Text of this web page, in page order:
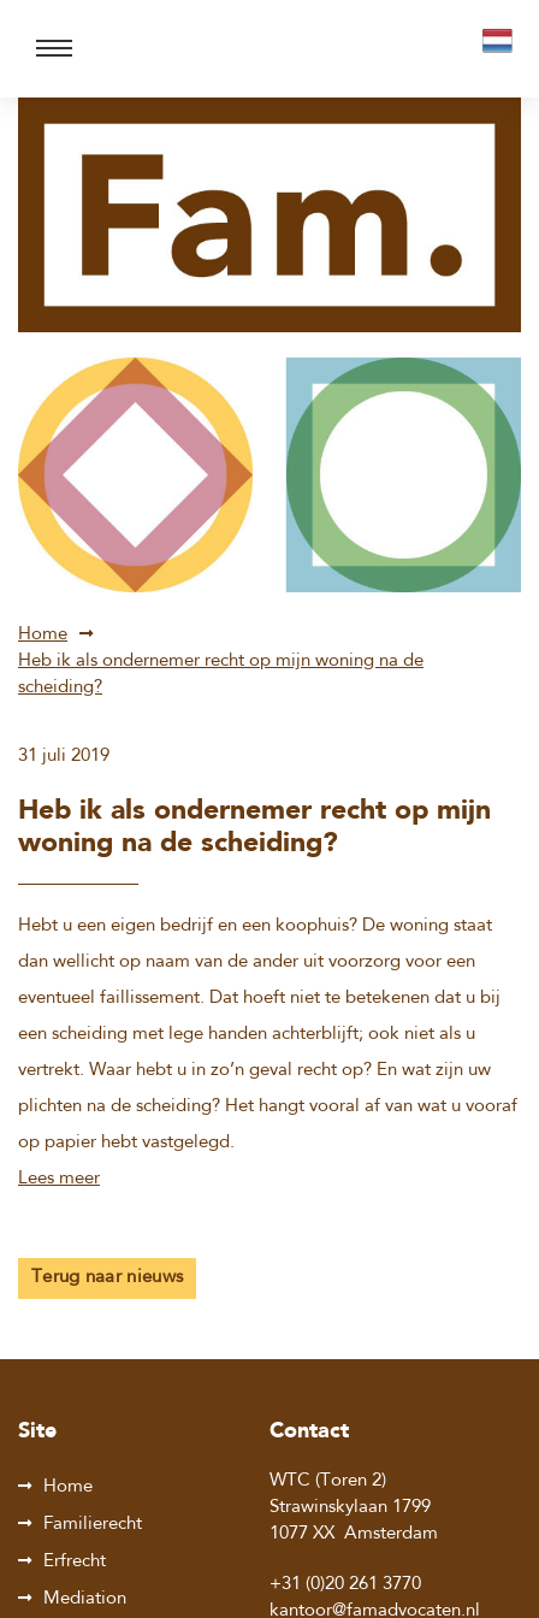
Home
Heb ik als ondernemer recht op mijn woning na de
scheiding?
31 juli 2019
Heb ik als ondernemer recht op mijn
woning na de scheiding?
Hebt u een eigen bedrijf en een koophuis? De woning staat
dan wellicht op naam van de ander uit voorzorg voor een
eventueel faillissement. Dat hoeft niet te betekenen dat u bij
een scheiding met lege handen achterblijft; ook niet als u
vertrekt. Waar hebt u in zo’n geval recht op? En wat zijn uw
plichten na de scheiding? Het hangt vooral af van wat u vooraf
op papier hebt vastgelegd.
Lees meer
Terug naar nieuws
Site
Home
Familierecht
Erfrecht
Mediation
Contact
WTC (Toren 2)
Strawinskylaan 1799
1077 XX Amsterdam
+31 (0)20 261 3770
kantoor@famadvocaten.nl